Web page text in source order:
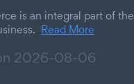
is an integral part of the
Read More
2026-08-06